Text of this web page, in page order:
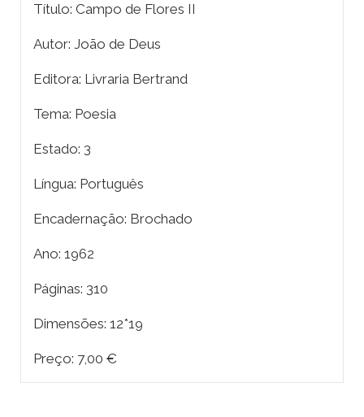
Título: Campo de Flores II
Autor: João de Deus
Editora: Livraria Bertrand
Tema: Poesia
Estado: 3
Língua: Português
Encadernação: Brochado
Ano: 1962
Páginas: 310
Dimensões: 12*19
Preço: 7,00 €